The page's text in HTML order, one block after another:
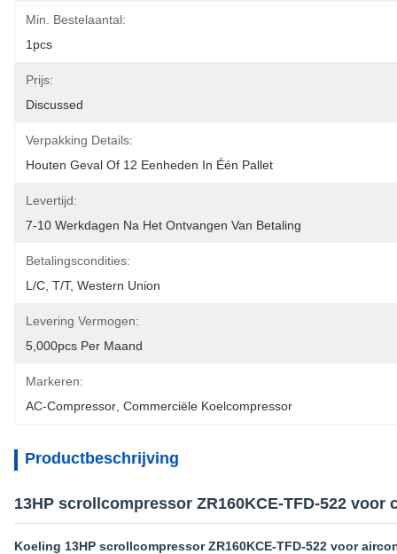
Min. Bestelaantal:
1pcs
Prijs:
Discussed
Verpakking Details:
Houten Geval Of 12 Eenheden In Één Pallet
Levertijd:
7-10 Werkdagen Na Het Ontvangen Van Betaling
Betalingscondities:
L/C, T/T, Western Union
Levering Vermogen:
5,000pcs Per Maand
Markeren:
AC-Compressor Commerciële Koelcompressor
Productbeschrijving
13HP scrollcompressor ZR160KCE-TFD-522
Koeling 13HP scrollcompressor ZR160KCE-TFD-522 voor